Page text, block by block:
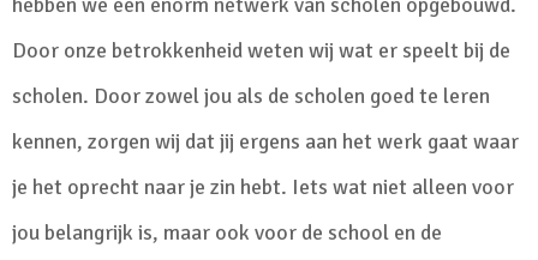
Door onze betrokkenheid weten wij wat er speelt bij de
scholen. Door zowel jou als de scholen goed te leren
kennen, zorgen wij dat jij ergens aan het werk gaat waar
je het oprecht naar je zin hebt. Iets wat niet alleen voor
jou belangrijk is, maar ook voor de school en de